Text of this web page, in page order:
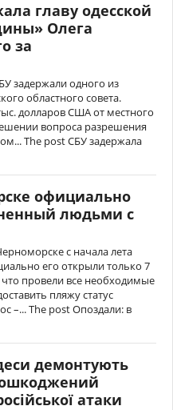
главу одесской
Олега
за
задержали одного из
областного совета.
долларов США от местного
вопроса разрешения
The post СБУ задержала
официально
людьми с
с начала лета
его открыли только 7
провели все необходимые
пляжу статус
–... The post Опоздали: в
демонтують
атаки